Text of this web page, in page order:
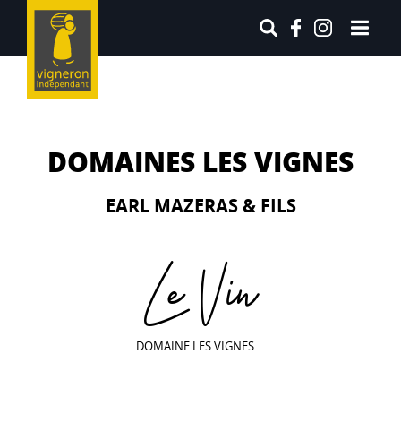
DOMAINES LES VIGNES
EARL MAZERAS & FILS
Le Vin
DOMAINE LES VIGNES